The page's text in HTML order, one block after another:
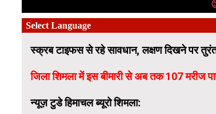
स्क्रब टाइफस से रहे सावधान, लक्षण दिखने पर
जिला शिमला में इस बीमारी से अब तक 107 मरीज
न्यूज़ टुडे हिमाचल ब्यूरो शिमला: